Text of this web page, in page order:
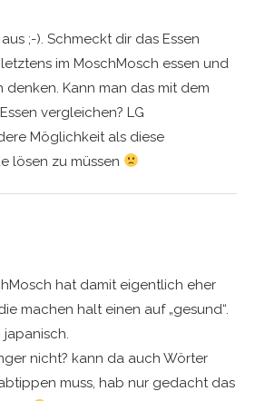
;-). Schmeckt dir das Essen
im MoschMosch essen und
denken. Kann man das mit dem
vergleichen? LG
Möglichkeit als diese
lösen zu müssen
hat damit eigentlich eher
machen halt einen auf „gesund“.
nicht? kann da auch Wörter
muss, hab nur gedacht das